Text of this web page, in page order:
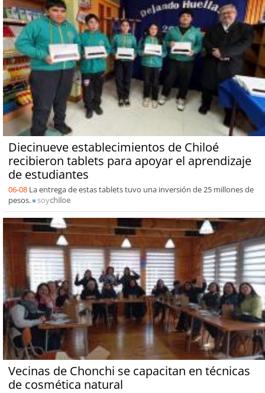
Diecinueve establecimientos de Chiloé
recibieron tablets para apoyar el aprendizaje
de estudiantes
06-08 La entrega de estas tablets tuvo una inversión de 25 millones de
pesos.
soychiloe
Vecinas de Chonchi se capacitan en técnicas
de cosmética natural